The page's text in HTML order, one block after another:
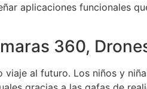
aplicaciones funcionales
360,
viaje al futuro. Los niños y